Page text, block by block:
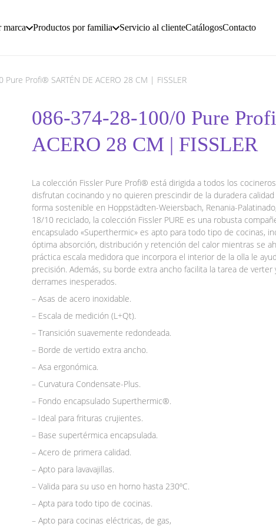
marca Productos por familia Servicio al clienteCatálogosContacto
Profi® SARTÉN DE ACERO 28 CM | FISSLER
086-374-28-100/0 Pure
ACERO 28 CM | FISSLER
La colección Fissler Pure Profi® está dirigida a todos los
disfrutan cocinando y no quieren prescindir de la duradera calidad
forma sostenible en Hoppstädten-Weiersbach, Renania-
18/10 reciclado, la colección Fissler PURE es una robusta
encapsulado «Superthermic» es apto para todo tipo de cocinas,
óptima absorción, distribución y retención del calor mientras se
práctica escala medidora que incorpora el interior de la olla le
precisión. Además, su borde extra ancho facilita la tarea de
derrames inesperados.
– Asas de acero inoxidable.
– Escala de medición (L+Qt).
– Transición suavemente redondeada.
– Borde de vertido extra ancho.
– Asa ergonómica.
– Curvatura Condensate-Plus.
– Fondo encapsulado Superthermic®.
– Ideal para frituras crujientes.
– Base supertérmica encapsulada.
– Acero de primera calidad.
– Apto para lavavajillas.
– Valida para su uso en horno hasta 230ºC.
– Apta para todo tipo de cocinas.
– Apto para cocinas eléctricas, de gas,